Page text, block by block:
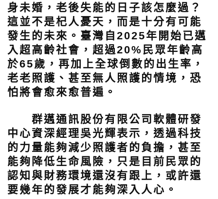
身未婚，老後失能的日子該怎麼過？
這並不是杞人憂天，而是十分有可能
發生的未來。臺灣自2025年開始已邁
入超高齡社會，超過20%民眾年齡高
於65歲，再加上全球倒數的出生率，
老老照護、甚至無人照護的情境，恐
怕將會愈來愈普遍。
群邁通訊股份有限公司軟體研發
中心資深經理吳光輝表示，透過科技
的力量能夠減少照護者的負擔，甚至
能夠降低生命風險，只是目前民眾的
認知與財務環境還沒有跟上，或許還
要幾年的發展才能夠深入人心。